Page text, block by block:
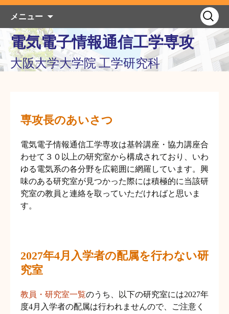
電気電子情報通信工学専攻
大阪大学大学院 工学研究科
メニュー
テ
ン
ツ
へ
プ
検
索:
専攻長のあいさつ
電気電子情報通信工学専攻は基幹講座・協力講座合
わせて３０以上の研究室から構成されており、いわ
ゆる電気系の各分野を広範囲に網羅しています。興
味のある研究室が見つかった際には積極的に当該研
究室の教員と連絡を取っていただければと思いま
す。
2027年4月入学者の配属を行わない研
究室
教員・研究室一覧のうち、以下の研究室には2027年
度4月入学者の配属は行われませんので、ご注意く